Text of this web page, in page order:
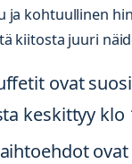
ja kohtuullinen
kiitosta juuri
ovat
keskittyy klo